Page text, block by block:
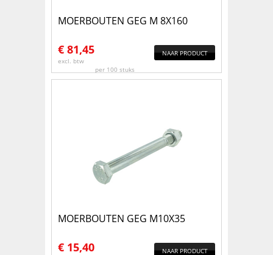
MOERBOUTEN GEG M 8X160
€ 81,45
excl. btw
per 100 stuks
NAAR PRODUCT
MOERBOUTEN GEG M10X35
€ 15,40 NAAR PRODUCT